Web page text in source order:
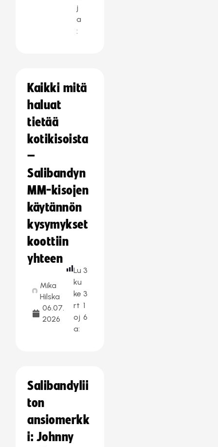
j
a
:
Kaikki mitä
haluat
tietää
kotikisoista
–
Salibandyn
MM-kisojen
käytännön
kysymykset
koottiin
yhteen
Mika
Hilska
06.07.
2026
Lu
ku
ke
rt
oj
a:
3
3
1
6
Salibandylii
ton
ansiomerkk
i: Johnny